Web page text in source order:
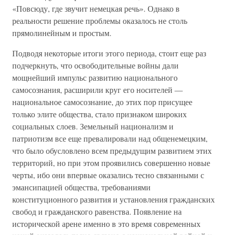
«Повсюду, где звучит немецкая речь». Однако в
реальности решение проблемы оказалось не столь
прямолинейным и простым.
Подводя некоторые итоги этого периода, стоит еще раз
подчеркнуть, что освободительные войны дали
мощнейший импульс развитию национального
самосознания, расширили круг его носителей —
национальное самосознание, до этих пор присущее
только элите общества, стало признаком широких
социальных слоев. Земельный национализм и
патриотизм все еще превалировали над общенемецким,
что было обусловлено всем предыдущим развитием этих
территорий, но при этом проявились совершенно новые
черты, ибо они впервые оказались тесно связанными с
эмансипацией общества, требованиями
конституционного развития и установления гражданских
свобод и гражданского равенства. Появление на
исторической арене именно в это время современных